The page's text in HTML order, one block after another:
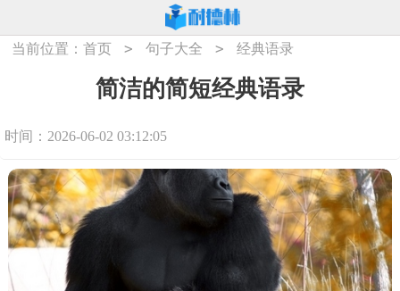
当前位置：首页 > 句子大全 > 经典语录
简洁的简短经典语录
时间：2026-06-02 03:12:05